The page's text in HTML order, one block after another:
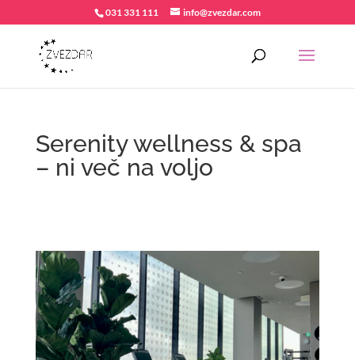
031 331 111 info@zvezdar.com
Serenity wellness & spa
– ni več na voljo